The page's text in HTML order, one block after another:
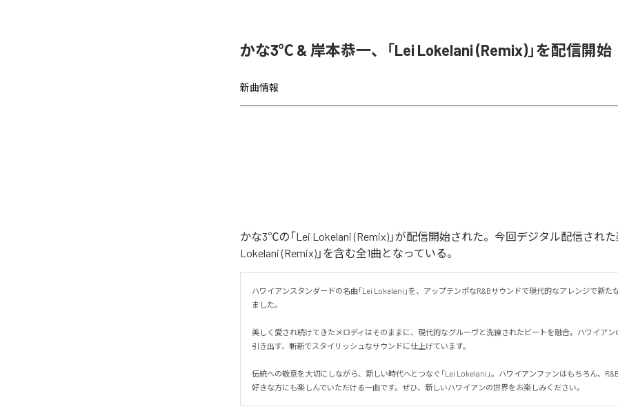
かな3℃ & 岸本恭一、「Lei Lokelani (Remix)」を配信開始
新曲情報
かな3℃の「Lei Lokelani (Remix)」が配信開始された。今回デジタル配信された
Lokelani (Remix)」を含む全1曲となっている。
ハワイアンスタンダードの名曲「Lei Lokelani」を、アップテンポなR&Bサウンドで現代的なアレンジで新た
ました。
美しく愛され続けてきたメロディはそのままに、現代的なグルーヴと洗練されたビートを融合。ハワイアン
引き出す、斬新でスタイリッシュなサウンドに仕上げています。
伝統への敬意を大切にしながら、新しい時代へとつなぐ「Lei Lokelani」。ハワイアンファンはもちろん、
好きな方にも楽しんでいただける一曲です。ぜひ、新しいハワイアンの世界をお楽しみください。